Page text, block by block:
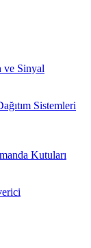
ve Sinyal
Sistemleri
Kutuları